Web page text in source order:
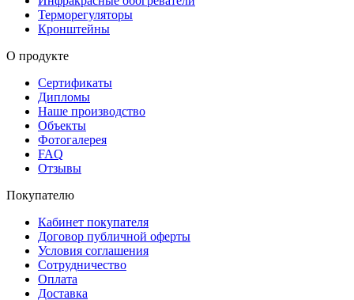
Терморегуляторы
Кронштейны
О продукте
Сертификаты
Дипломы
Наше производство
Объекты
Фотогалерея
FAQ
Отзывы
Покупателю
Кабинет покупателя
Договор публичной оферты
Условия соглашения
Сотрудничество
Оплата
Доставка